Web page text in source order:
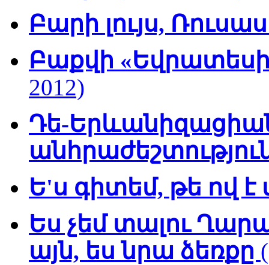
Բարի լույս,
Բաքվի
2012)
Դե-
Ե'ս գիտեմ, թե ով է
Ես չեմ տալու
այն, ես նրա ձեռքը